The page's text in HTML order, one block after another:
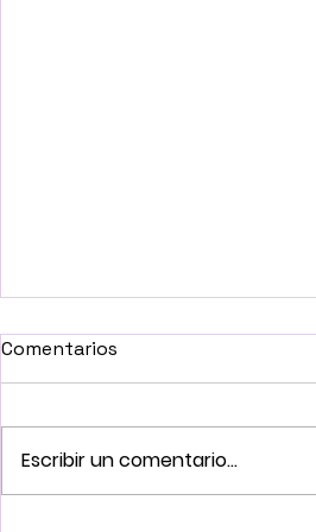
Comentarios
Escribir un comentario...